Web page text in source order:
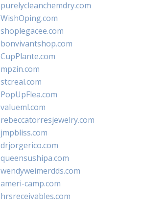
purelycleanchemdry.com
WishOping.com
shoplegacee.com
bonvivantshop.com
CupPlante.com
mpzin.com
stcreal.com
PopUpFlea.com
valueml.com
rebeccatorresjewelry.com
jmpbliss.com
drjorgerico.com
queensushipa.com
wendyweimerdds.com
ameri-camp.com
hrsreceivables.com